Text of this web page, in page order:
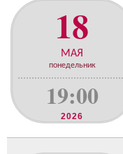
18
МАЯ
понедельник
19:00
2026